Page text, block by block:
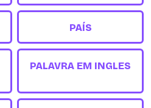
PAÍS
PALAVRA EM INGLES